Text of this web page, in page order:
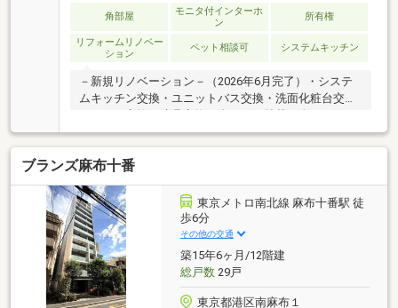
角部屋
モニタ付インターホ
ン
所有権
リフォームリノベー
ション
ペット相談可 システムキッチン
－新規リノベーション－（2026年6月完了）・システ
ムキッチン交換・ユニットバス交換・洗面化粧台交換
・トイレ交換・建具交換・全クロス貼替・全フローリ
ング張替・給湯器交換 ・・・等―おすすめポイン
ト―・ペット飼育可（細則による制限あり）・角住戸
につき通風良好・2017年5月大規模修繕工事実施済み
（鉄部塗装、屋上防水改修工事等）・宅配ボックス―
複数線利用可能な立地―JR総武中央線「千駄ヶ谷」駅
徒歩5分都営大江戸線「国立競技場」駅徒歩5分東京メ
トロ副都心線「北参道」駅徒歩6分
ブランズ麻布十番
東京メトロ南北線 麻布十番駅 徒
歩6分
その他の交通
築15年6ヶ月/12階建
総戸数29戸
東京都港区南麻布１